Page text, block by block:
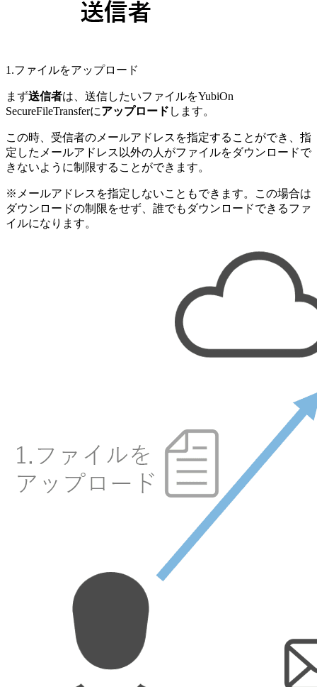
1.ファイルをアップロード
まず送信者は、送信したいファイルをYubiOn
SecureFileTransferにアップロード します。
この時、受信者のメールアドレスを指定することができ、指
定したメールアドレス以外の人がファイルをダウンロードで
きないように制限することができます。
※メールアドレスを指定しないこともできます。この場合は
ダウンロードの制限をせず、誰でもダウンロードできるファ
イルになります。